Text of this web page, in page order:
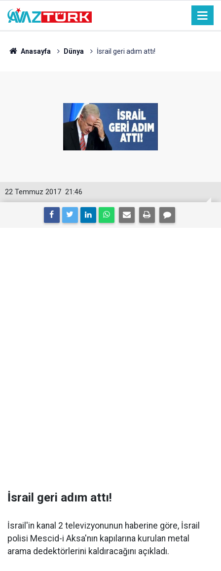
Anasayfa Dünya İsrail geri adım attı!
21:46
22 Temmuz 2017
İsrail geri adım attı!
İsrail'in kanal 2 televizyonunun haberine göre, İsrail
polisi Mescid-i Aksa'nın kapılarına kurulan metal
arama dedektörlerini kaldıracağını açıkladı.